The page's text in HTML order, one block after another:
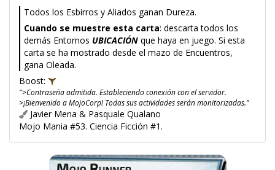
Todos los Esbirros y Aliados ganan Dureza.
Cuando se muestre esta carta: descarta todos los
demás Entornos UBICACIÓN que haya en juego. Si esta
carta se ha mostrado desde el mazo de Encuentros,
gana Oleada.
Boost:
">Contraseña admitida. Estableciendo conexión con el servidor.
>¡Bienvenido a MojoCorp! Todas sus actividades serán monitorizadas."
Javier Mena & Pasquale Qualano
Mojo Mania #53. Ciencia Ficción #1.